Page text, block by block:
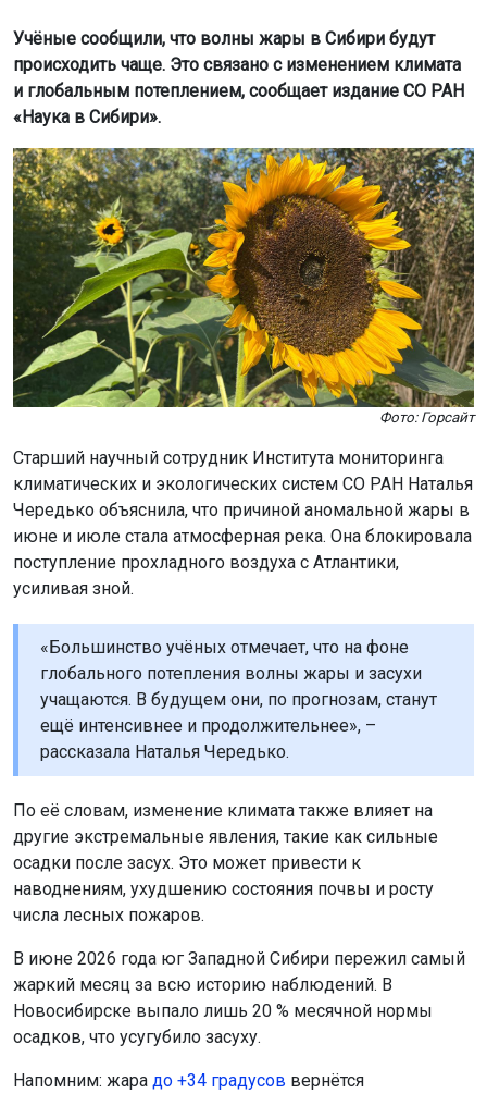
Учёные сообщили, что волны жары в Сибири будут
происходить чаще. Это связано с изменением климата
и глобальным потеплением, сообщает издание СО РАН
«Наука в Сибири».
Фото: Горсайт
Старший научный сотрудник Института мониторинга
климатических и экологических систем СО РАН Наталья
Чередько объяснила, что причиной аномальной жары в
июне и июле стала атмосферная река. Она блокировала
поступление прохладного воздуха с Атлантики,
усиливая зной.
«Большинство учёных отмечает, что на фоне
глобального потепления волны жары и засухи
учащаются. В будущем они, по прогнозам, станут
ещё интенсивнее и продолжительнее», –
рассказала Наталья Чередько.
По её словам, изменение климата также влияет на
другие экстремальные явления, такие как сильные
осадки после засух. Это может привести к
наводнениям, ухудшению состояния почвы и росту
числа лесных пожаров.
В июне 2026 года юг Западной Сибири пережил самый
жаркий месяц за всю историю наблюдений. В
Новосибирске выпало лишь 20 % месячной нормы
осадков, что усугубило засуху.
Напомним: жара до +34 градусов вернётся